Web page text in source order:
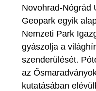
Novohrad-Nógrád
Geopark egyik
Nemzeti Park
gyászolja a
szenderülését.
az
kutatásában